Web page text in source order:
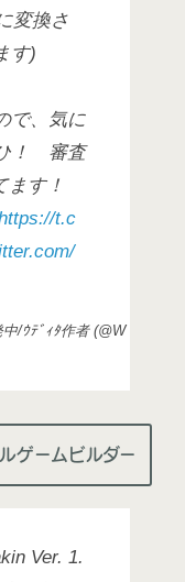
変換さ
す)
で、気に
！ 審査
ます！
t.c
/ｳﾃﾞｨﾀ作者 (@W
ームビルダー
Ver. 1.